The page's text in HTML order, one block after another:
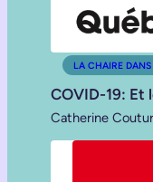
LA CHAIRE DANS
COVID-19: Et
Catherine